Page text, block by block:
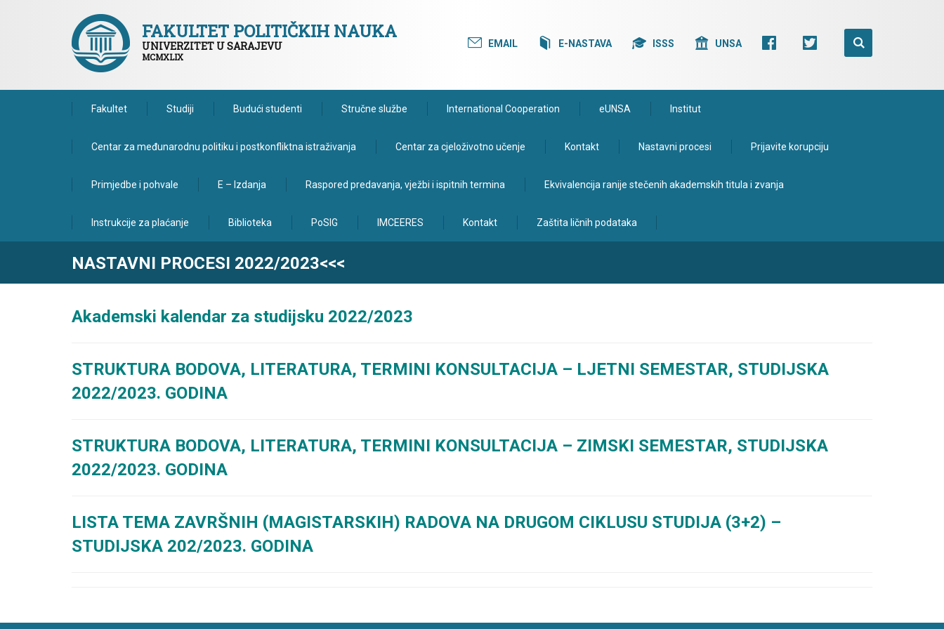
FAKULTET POLITIČKIH NAUKA
UNIVERZITET U SARAJEVU
MCMXLIX
EMAIL E-NASTAVA ISSS UNSA
Fakultet Studiji Budući studenti Stručne službe International Cooperation eUNSA Institut
Centar za međunarodnu politiku i postkonfliktna istraživanja Centar za cjeloživotno učenje Kontakt Nastavni procesi Prijavite korupciju
Primjedbe i pohvale E – Izdanja Raspored predavanja, vježbi i ispitnih termina Ekvivalencija ranije stečenih akademskih titula i zvanja
Instrukcije za plaćanje Biblioteka PoSIG IMCEERES Kontakt Zaštita ličnih podataka
NASTAVNI PROCESI 2022/2023<<<
Akademski kalendar za studijsku 2022/2023
STRUKTURA BODOVA, LITERATURA, TERMINI KONSULTACIJA – LJETNI SEMESTAR, STUDIJSKA
2022/2023. GODINA
STRUKTURA BODOVA, LITERATURA, TERMINI KONSULTACIJA – ZIMSKI SEMESTAR, STUDIJSKA
2022/2023. GODINA
LISTA TEMA ZAVRŠNIH (MAGISTARSKIH) RADOVA NA DRUGOM CIKLUSU STUDIJA (3+2) –
STUDIJSKA 202/2023. GODINA